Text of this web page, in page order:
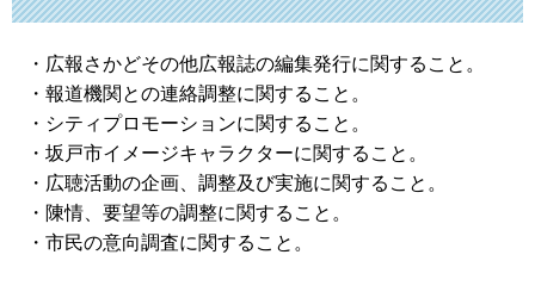
・広報さかどその他広報誌の編集発行に関すること。
・報道機関との連絡調整に関すること。
・シティプロモーションに関すること。
・坂戸市イメージキャラクターに関すること。
・広聴活動の企画、調整及び実施に関すること。
・陳情、要望等の調整に関すること。
・市民の意向調査に関すること。